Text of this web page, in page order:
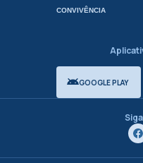
CONVIVÊNCIA
GOOGLE PLAY